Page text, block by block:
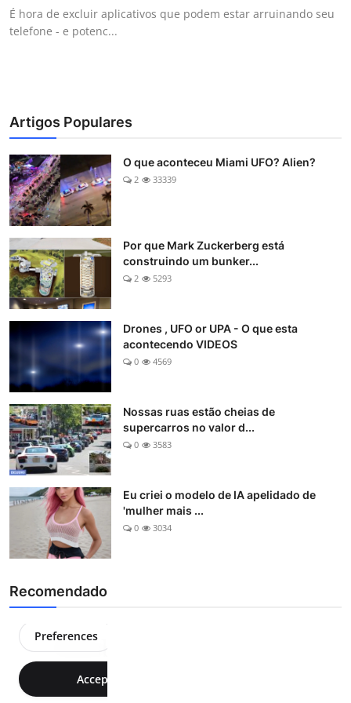
É hora de excluir aplicativos que podem estar arruinando seu
telefone - e potenc...
Artigos Populares
O que aconteceu Miami UFO? Alien?
2 33339
Por que Mark Zuckerberg está
construindo um bunker...
2 5293
Drones , UFO or UPA - O que esta
acontecendo VIDEOS
0 4569
Nossas ruas estão cheias de
supercarros no valor d...
0 3583
Eu criei o modelo de IA apelidado de
'mulher mais ...
0 3034
Recomendado